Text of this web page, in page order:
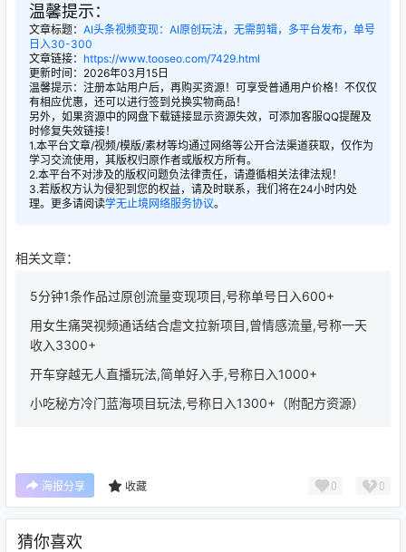
温馨提示：
文章标题： AI头条视频变现：AI原创玩法，无需剪辑，多平台发布，单号
日入30-300
文章链接： https://www.tooseo.com/7429.html
更新时间：2026年03月15日
温馨提示：注册本站用户后，再购买资源！可享受普通用户价格！不仅仅
有相应优惠，还可以进行签到兑换实物商品！
另外，如果资源中的网盘下载链接显示资源失效，可添加客服QQ提醒及
时修复失效链接！
1.本平台文章/视频/模版/素材等均通过网络等公开合法渠道获取，仅作为
学习交流使用，其版权归原作者或版权方所有。
2.本平台不对涉及的版权问题负法律责任，请遵循相关法律法规！
3.若版权方认为侵犯到您的权益，请及时联系，我们将在24小时内处
理。更多请阅读学无止境网络服务协议。
相关文章：
5分钟1条作品过原创流量变现项目,号称单号日入600+
用女生痛哭视频通话结合虐文拉新项目,曾情感流量,号称一天
收入3300+
开车穿越无人直播玩法,简单好入手,号称日入1000+
小吃秘方冷门蓝海项目玩法,号称日入1300+（附配方资源）
海报分享 收藏 0 0
猜你喜欢